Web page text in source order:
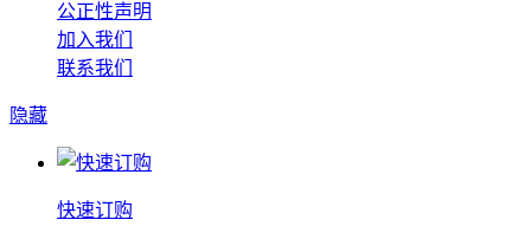
公正性声明
加入我们
联系我们
隐藏
快速订购